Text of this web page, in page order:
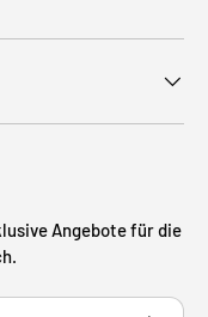
Angebote für die